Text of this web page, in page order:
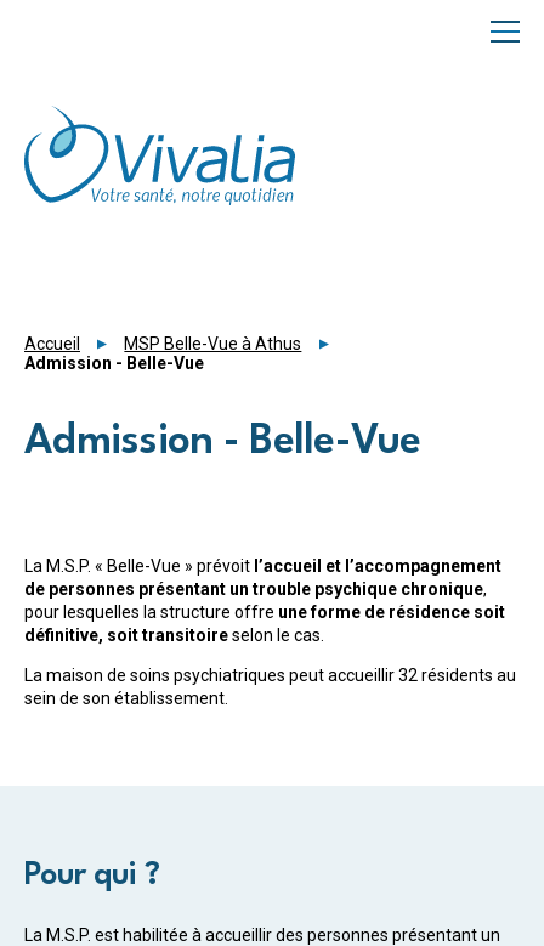
Accueil
MSP Belle-Vue à Athus
Admission - Belle-Vue
Admission - Belle-Vue
La M.S.P. « Belle-Vue » prévoit l’accueil et l’accompagnement
de personnes présentant un trouble psychique chronique,
pour lesquelles la structure offre une forme de résidence soit
définitive, soit transitoireselon le cas.
La maison de soins psychiatriques peut accueillir 32 résidents au
sein de son établissement.
Pour qui ?
La M.S.P. est habilitée à accueillir des personnes présentant un